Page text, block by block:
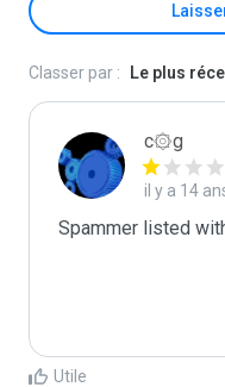
Classer par : Le plus
c۞g
il y a 14
Spammer listed
Utile